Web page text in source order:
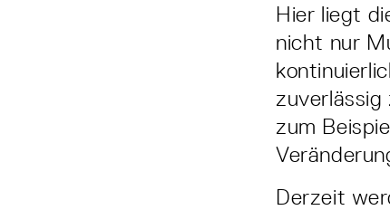
Hier liegt
nicht nur
zum
Derzeit